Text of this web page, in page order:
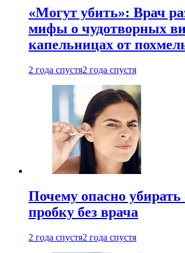
«Могут убить»: Врач
мифы о чудотворных
капельницах от
2 года спустя2 года спустя
Почему опасно
пробку без врача
2 года спустя2 года спустя